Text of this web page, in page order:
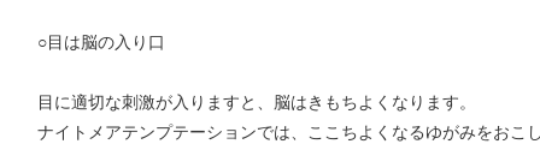
○目は脳の入り口
目に適切な刺激が入りますと、脳はきもちよくなります。
ナイトメアテンプテーションでは、ここちよくなるゆがみをおこ